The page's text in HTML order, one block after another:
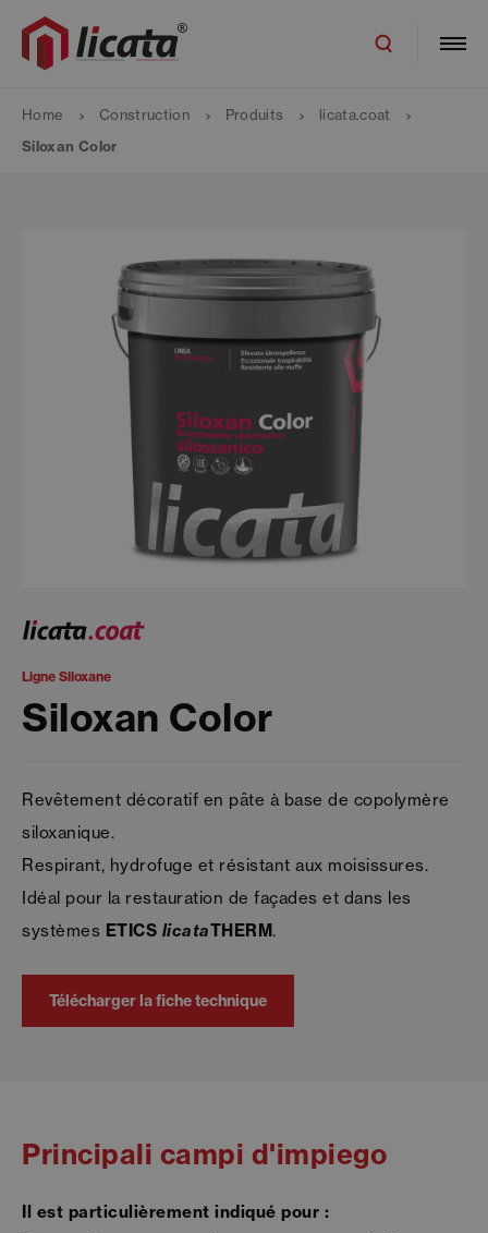
Home Construction Produits
licata.coat
Siloxan Color
Ligne Siloxane
Siloxan Color
Revêtement décoratif en pâte à base de copolymère
siloxanique.
Respirant, hydrofuge et résistant aux moisissures.
Idéal pour la restauration de façades et dans les
systèmes ETICS licataTHERM.
Télécharger la fiche technique
Principali campi d'impiego
Il est particulièrement indiqué pour :